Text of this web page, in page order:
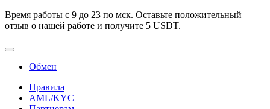
Время работы с 9 до 23 по мск. Оставьте положительный
отзыв о нашей работе и получите 5 USDT.
Обмен
Правила
AML/KYC